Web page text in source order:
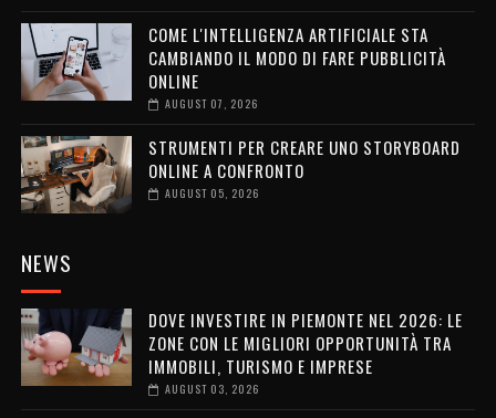
COME L'INTELLIGENZA ARTIFICIALE STA
CAMBIANDO IL MODO DI FARE PUBBLICITÀ
ONLINE
AUGUST 07, 2026
STRUMENTI PER CREARE UNO STORYBOARD
ONLINE A CONFRONTO
AUGUST 05, 2026
NEWS
DOVE INVESTIRE IN PIEMONTE NEL 2026: LE
ZONE CON LE MIGLIORI OPPORTUNITÀ TRA
IMMOBILI, TURISMO E IMPRESE
AUGUST 03, 2026